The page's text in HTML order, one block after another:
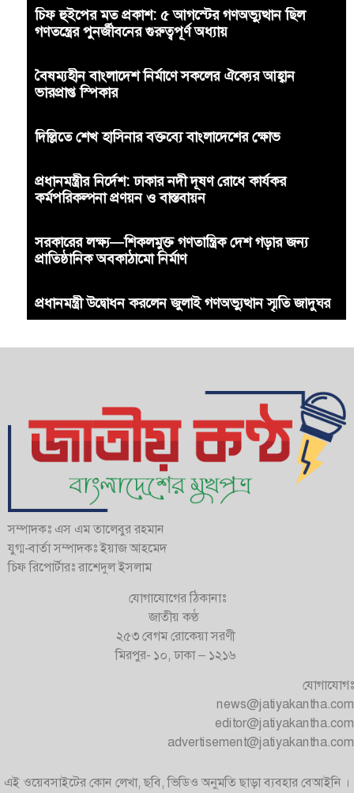
চিফ হুইপের মত প্রকাশ: ৫ আগস্টের গণঅভ্যুত্থান ছিল
গণতন্ত্রের পুনর্জীবনের গুরুত্বপূর্ণ অধ্যায়
বৈষম্যহীন বাংলাদেশ নির্মাণে সকলের ঐক্যের আহ্বান
ভারপ্রাপ্ত স্পিকার
দিল্লিতে শেখ হাসিনার বক্তব্যে বাংলাদেশের ক্ষোভ
প্রধানমন্ত্রীর নির্দেশ: ঢাকার নদী দূষণ রোধে কার্যকর
কর্মপরিকল্পনা প্রণয়ন ও বাস্তবায়ন
সরকারের লক্ষ্য—শিকলমুক্ত গণতান্ত্রিক দেশ গড়ার জন্য
প্রাতিষ্ঠানিক অবকাঠামো নির্মাণ
প্রধানমন্ত্রী উদ্বোধন করলেন জুলাই গণঅভ্যুত্থান স্মৃতি জাদুঘর
সম্পাদকঃ এস এম তালেবুর রহমান
যুগ্ম-বার্তা সম্পাদকঃ ইয়াজ আহমেদ
চিফ রিপোর্টারঃ রাশেদুল ইসলাম
যোগাযোগের ঠিকানাঃ
জাতীয় কণ্ঠ
২৫৩ বেগম রোকেয়া সরণী
মিরপুর- ১০, ঢাকা – ১২১৬
যোগাযোগঃ
news@jatiyakantha.com
editor@jatiyakantha.com
advertisement@jatiyakantha.com
এই ওয়েবসাইটের কোন লেখা, ছবি, ভিডিও অনুমতি ছাড়া ব্যবহার বেআইনি ।